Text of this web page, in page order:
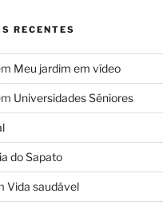
RECENTES
Meu jardim em vídeo
Universidades Séniores
do Sapato
Vida saudável